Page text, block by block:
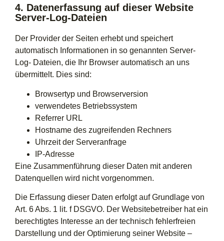
4. Datenerfassung auf dieser Website
Server-Log-Dateien
Der Provider der Seiten erhebt und speichert
automatisch Informationen in so genannten Server-
Log- Dateien, die Ihr Browser automatisch an uns
übermittelt. Dies sind:
Browsertyp und Browserversion
verwendetes Betriebssystem
Referrer URL
Hostname des zugreifenden Rechners
Uhrzeit der Serveranfrage
IP-Adresse
Eine Zusammenführung dieser Daten mit anderen
Datenquellen wird nicht vorgenommen.
Die Erfassung dieser Daten erfolgt auf Grundlage von
Art. 6 Abs. 1 lit. f DSGVO. Der Websitebetreiber hat ein
berechtigtes Interesse an der technisch fehlerfreien
Darstellung und der Optimierung seiner Website –